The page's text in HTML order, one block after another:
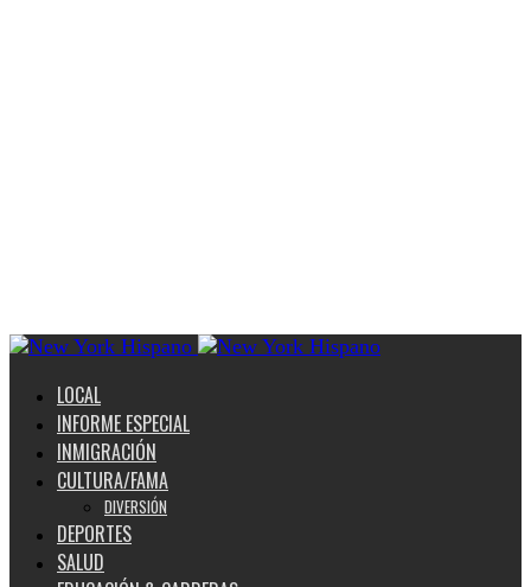
LOCAL
INFORME ESPECIAL
INMIGRACIÓN
CULTURA/FAMA
DIVERSIÓN
DEPORTES
SALUD